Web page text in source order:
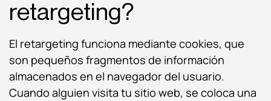
retargeting?
El retargeting funciona mediante cookies, que
son pequeños fragmentos de información
almacenados en el navegador del usuario.
Cuando alguien visita tu sitio web, se coloca una